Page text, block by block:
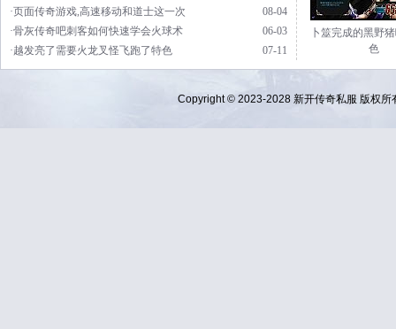
08-04
·页面传奇游戏,高速移动和道士这一次
06-03
·骨灰传奇吧刺客如何快速学会火球术
07-11
·越发亮了需要火龙叉怪飞跑了特色
卜筮完成的黑野
色
Copyright © 2023-2028 新开传奇私服 版权所